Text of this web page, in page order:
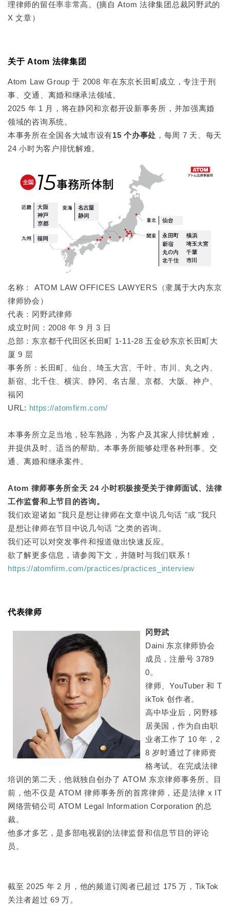
理律师的留任率非常高。(摘自 Atom 法律集团总裁冈野武的
X 文章）
关于 Atom 法律集团
Atom Law Group 于 2008 年在东京长田町成立，专注于刑
事、交通、离婚和继承法领域。
2025 年 1 月，将在静冈和京都开设新事务所，并加强离婚
领域的咨询系统。
本事务所在全国各大城市设有15 个办事处 ，每周 7 天、每天
24 小时为客户排忧解难。
名称： ATOM LAW OFFICES LAWYERS（隶属于大内东京
律师协会）
代表：冈野武律师
成立时间：2008 年 9 月 3 日
总部：东京都千代田区长田町 1-11-28 五金砂东京长田町大
厦 9 层
事务所：长田町、仙台、埼玉大宫、千叶、市川、丸之内、
新宿、北千住、横滨、静冈、名古屋、京都、大阪、神户、
福冈
URL: https://atomfirm.com/
本事务所立足当地，轻车熟路，为客户及其家人排忧解难，
并提供及时、适当的帮助。本事务所能够处理各种刑事、交
通、离婚和继承案件。
Atom 律师事务所全天 24 小时积极接受关于律师面试、法律
工作监督和上节目的咨询。
我们欢迎诸如 "我只是想让律师在文章中说几句话 "或 "我只
是想让律师在节目中说几句话 "之类的咨询。
我们还可以对突发事件和报道做出快速反应。
欲了解更多信息，请参阅下文，并随时与我们联系！
https://atomfirm.com/practices/practices_interview
代表律师
冈野武
Daini 东京律师协会
成员，注册号 3789
0。
律师、YouTuber 和 T
ikTok 创作者。
高中毕业后，冈野移
居美国，作为自由职
业者工作了 10 年，2
8 岁时通过了律师资
格考试。在完成法律
培训的第二天，他就独自创办了 ATOM 东京律师事务所。目
前，他不仅是 ATOM 律师事务所的首席律师，还是法律 x IT
网络营销公司 ATOM Legal Information Corporation 的总
裁。
他多才多艺，是多部电视剧的法律监督和信息节目的评论
员。
截至 2025 年 2 月，他的频道订阅者已超过 175 万，TikTok
关注者超过 69 万。